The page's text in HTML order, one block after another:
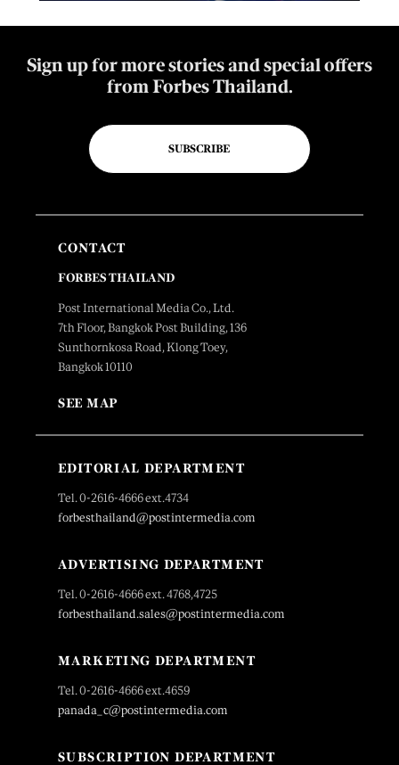
Sign up for more stories and special offers
from Forbes Thailand.
SUBSCRIBE
CONTACT
FORBES THAILAND
Post International Media Co., Ltd.
7th Floor, Bangkok Post Building, 136
Sunthornkosa Road, Klong Toey,
Bangkok 10110
SEE MAP
EDITORIAL DEPARTMENT
Tel. 0-2616-4666 ext.4734
forbesthailand@postintermedia.com
ADVERTISING DEPARTMENT
Tel. 0-2616-4666 ext. 4768,4725
forbesthailand.sales@postintermedia.com
MARKETING DEPARTMENT
Tel. 0-2616-4666 ext.4659
panada_c@postintermedia.com
SUBSCRIPTION DEPARTMENT